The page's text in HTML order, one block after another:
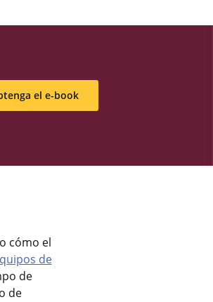
el e-book
cómo el
de
de
de